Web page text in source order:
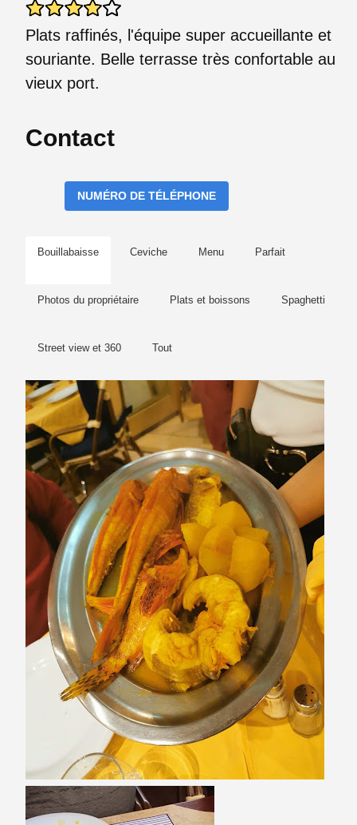
Plats raffinés, l'équipe super accueillante et
souriante. Belle terrasse très confortable au
vieux port.
Contact
NUMÉRO DE TÉLÉPHONE
Bouillabaisse Ceviche Menu Parfait
Photos du propriétaire Plats et boissons Spaghetti
Street view et 360 Tout